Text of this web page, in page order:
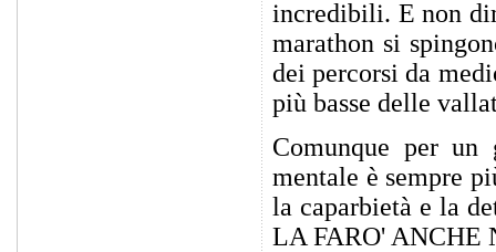
incredibili. E non
marathon si
dei percorsi da
più basse delle
Comunque per un
mentale è sempre
la caparbietà e la
LA FARO' ANCHE